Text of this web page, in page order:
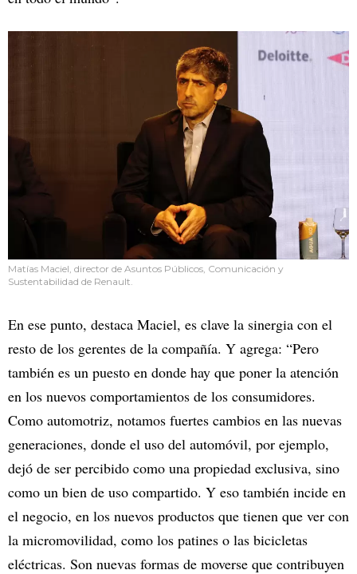
Matías Maciel, director de Asuntos Públicos, Comunicación y
Sustentabilidad de Renault.
En ese punto, destaca Maciel, es clave la sinergia con el
resto de los gerentes de la compañía. Y agrega: “Pero
también es un puesto en donde hay que poner la atención
en los nuevos comportamientos de los consumidores.
Como automotriz, notamos fuertes cambios en las nuevas
generaciones, donde el uso del automóvil, por ejemplo,
dejó de ser percibido como una propiedad exclusiva, sino
como un bien de uso compartido. Y eso también incide en
el negocio, en los nuevos productos que tienen que ver con
la micromovilidad, como los patines o las bicicletas
eléctricas. Son nuevas formas de moverse que contribuyen